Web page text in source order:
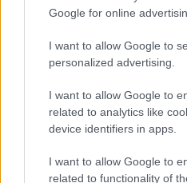
Google for online
I want to allow Google to
personalized advertising.
I want to allow Google to
related to analytics like
device identifiers in apps.
I want to allow Google to
related to functionality of
όσους δεν έχουν
Τα σενάρια για
Σκληρό σενάριο
Plan b για τους
περίπτωση που δεν
επόμενο διάστημα.